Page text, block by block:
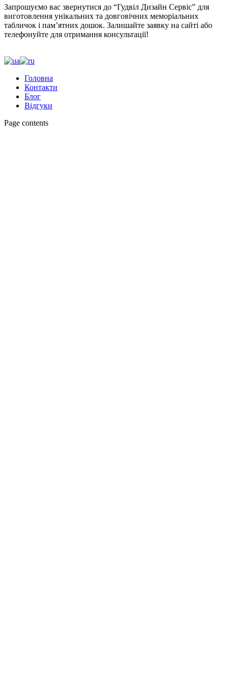
Запрошуємо вас звернутися до “Гудвіл Дизайн Сервіс” для
виготовлення унікальних та довговічних меморіальних
табличок і пам’ятних дошок. Залишайте заявку на сайті або
телефонуйте для отримання консультації!
Головна
Контакти
Блог
Відгуки
Page contents